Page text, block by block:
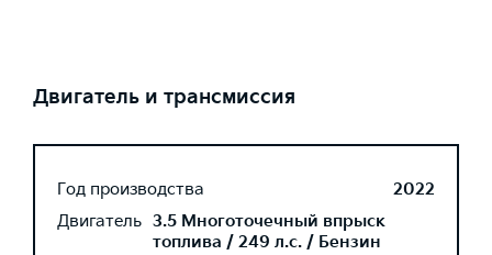
Двигатель и трансмиссия
Год производства
2022
Двигатель 3.5 Многоточечный впрыск
топлива / 249 л.с. / Бензин